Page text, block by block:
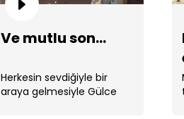
Ve mutlu son...
Herkesin sevdiğiyle bir
araya gelmesiyle Gülce